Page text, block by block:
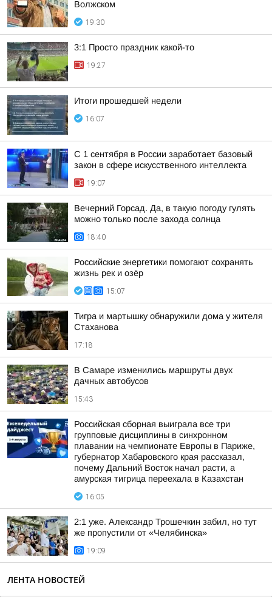
Волжском
19:30
3:1 Просто праздник какой-то
19:27
Итоги прошедшей недели
16:07
С 1 сентября в России заработает базовый
закон в сфере искусственного интеллекта
19:07
Вечерний Горсад. Да, в такую погоду гулять
можно только после захода солнца
18:40
Российские энергетики помогают сохранять
жизнь рек и озёр
15:07
Тигра и мартышку обнаружили дома у жителя
Стаханова
17:18
В Самаре изменились маршруты двух
дачных автобусов
15:43
Российская сборная выиграла все три
групповые дисциплины в синхронном
плавании на чемпионате Европы в Париже,
губернатор Хабаровского края рассказал,
почему Дальний Восток начал расти, а
амурская тигрица переехала в Казахстан
16:05
2:1 уже. Александр Трошечкин забил, но тут
же пропустили от «Челябинска»
19:09
ЛЕНТА НОВОСТЕЙ